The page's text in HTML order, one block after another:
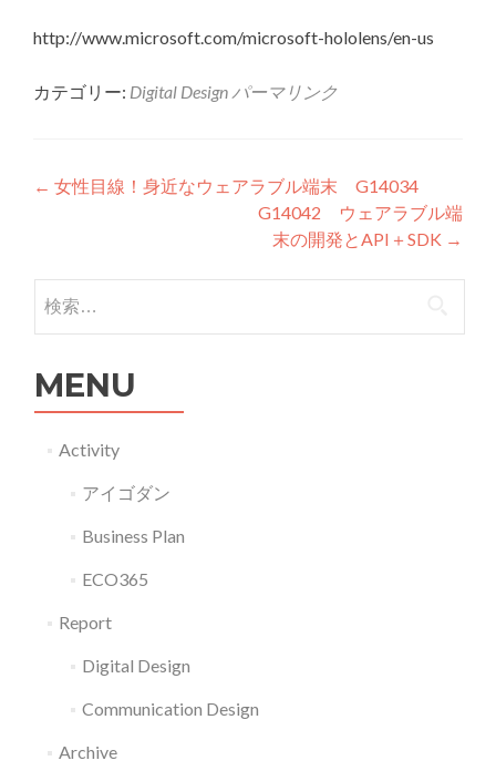
http://www.microsoft.com/microsoft-hololens/en-us
カテゴリー: Digital Design パーマリンク
投稿ナビゲーション
← 女性目線！身近なウェアラブル端末 G14034
G14042 ウェアラブル端
末の開発とAPI＋SDK →
検索:
MENU
Activity
アイゴダン
Business Plan
ECO365
Report
Digital Design
Communication Design
Archive